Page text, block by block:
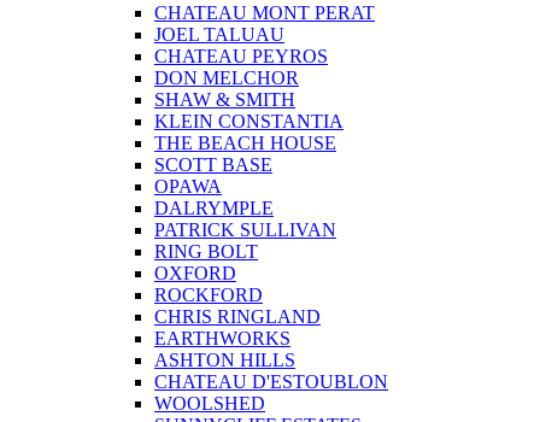
CHATEAU MONT PERAT
JOEL TALUAU
CHATEAU PEYROS
DON MELCHOR
SHAW & SMITH
KLEIN CONSTANTIA
THE BEACH HOUSE
SCOTT BASE
OPAWA
DALRYMPLE
PATRICK SULLIVAN
RING BOLT
OXFORD
ROCKFORD
CHRIS RINGLAND
EARTHWORKS
ASHTON HILLS
CHATEAU D'ESTOUBLON
WOOLSHED